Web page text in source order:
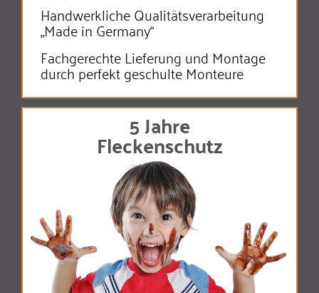
Handwerkliche Qualitäts­verarbeitung
„Made in Germany“
Fachgerechte Lieferung und Montage
durch perfekt geschulte Monteure
5 Jahre
Fleckenschutz